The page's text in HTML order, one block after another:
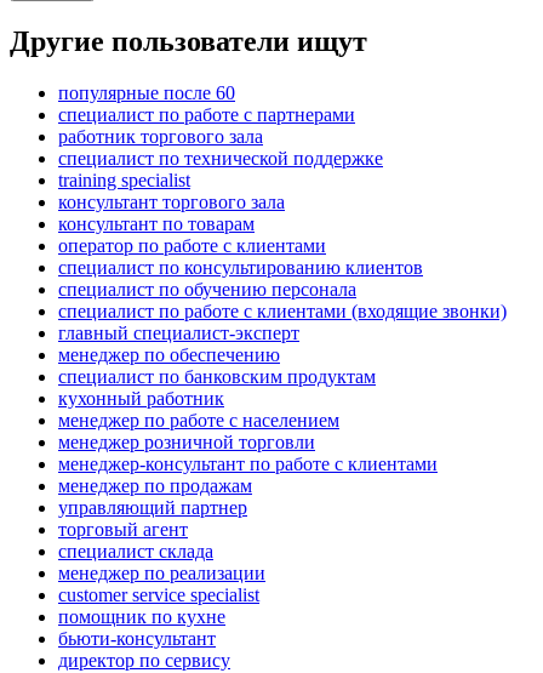
Другие пользователи ищут
популярные после 60
специалист по работе с партнерами
работник торгового зала
специалист по технической поддержке
training specialist
консультант торгового зала
консультант по товарам
оператор по работе с клиентами
специалист по консультированию клиентов
специалист по обучению персонала
специалист по работе с клиентами (входящие звонки)
главный специалист-эксперт
менеджер по обеспечению
специалист по банковским продуктам
кухонный работник
менеджер по работе с населением
менеджер розничной торговли
менеджер-консультант по работе с клиентами
менеджер по продажам
управляющий партнер
торговый агент
специалист склада
менеджер по реализации
customer service specialist
помощник по кухне
бьюти-консультант
директор по сервису